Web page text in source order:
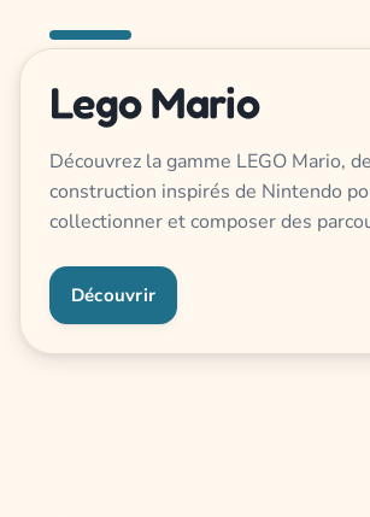
Lego Mario
Découvrez la gamme LEGO Mario,
construction inspirés de Nintendo
collectionner et composer des
Découvrir